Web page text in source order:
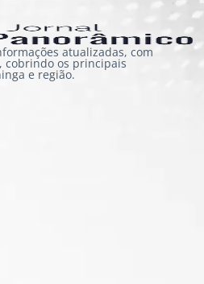
atualizadas, com
cobrindo os principais
e região.